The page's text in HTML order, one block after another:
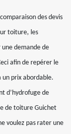
des devis
toiture, les
demande de
afin de repérer le
prix abordable.
d’hydrofuge de
de toiture Guichet
voulez pas rater une